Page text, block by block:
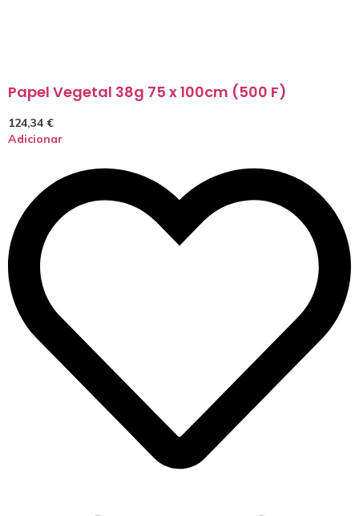
Papel Vegetal 38g 75 x 100cm (500 F)
124,34 €
Adicionar